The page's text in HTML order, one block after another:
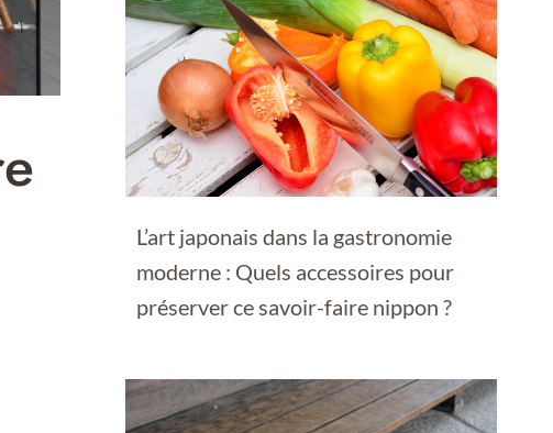
L’art japonais dans la gastronomie
moderne : Quels accessoires pour
préserver ce savoir-faire nippon ?